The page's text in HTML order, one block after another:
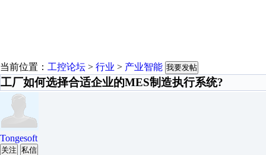
当前位置： 工控论坛 > 行业 > 产业智能 我要发帖
​工厂如何选择合适企业的MES制造执行系统?
Tongesoft
关注 私信